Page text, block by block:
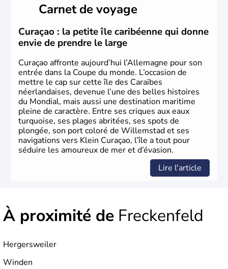
lesquelles bénéficient d'une grande autonomie. Le pays
peut se targuer de grands noms qu'il a vu naître dans tous
les domaines, des arts à la politique en passant par la
philosophie. Hertz, Gutenberg, Heidegger, Thomas Mann,
Herman Hesse ou bien Hegel en font partie.
Carnet de voyage
Curaçao : la petite île caribéenne qui donne
envie de prendre le large
Curaçao affronte aujourd’hui l’Allemagne pour son
entrée dans la Coupe du monde. L’occasion de
mettre le cap sur cette île des Caraïbes
néerlandaises, devenue l’une des belles histoires
du Mondial, mais aussi une destination maritime
pleine de caractère. Entre ses criques aux eaux
turquoise, ses plages abritées, ses spots de
plongée, son port coloré de Willemstad et ses
navigations vers Klein Curaçao, l’île a tout pour
séduire les amoureux de mer et d’évasion.
Lire l'article
À proximité de Freckenfeld
Hergersweiler
Winden